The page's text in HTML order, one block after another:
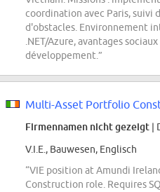
coordination avec Paris, suivi
d'obstacles. Environnement
.NET/Azure, avantages
développement.”
Multi-Asset Portfolio
Firmennamen nicht gezeigt |
V.I.E., Bauwesen, Englisch
“VIE position at Amundi
Construction role. Requires